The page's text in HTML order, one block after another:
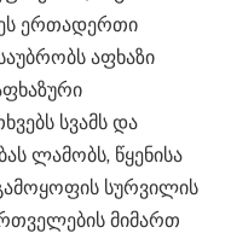
ერთადერთი
აფხაზი
სვამს და
ლამობს, წყენისა
სურვილის
მიმართ